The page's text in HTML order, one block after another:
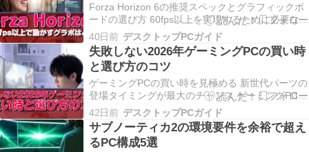
Forza Horizon 6の推奨スペックとグラフィックボ
ードの選び方 60fps以上を実現するために必要なグ
ラフィックボード性能 Forza Horizon 6で快適に
60fps以上を維持するには、GeForce RTX5060Ti
以上のグラフィックボードが必須となります。 …
40日前 デスクトップPCガイド
失敗しない2026年ゲーミングPCの買い時
と選び方のコツ
ゲーミングPCの買い時を見極める 新世代パーツの
登場タイミングが最大のチャンス ゲーミングPCを
購入するベストタイミングは、新世代のグラフィ
ックボードとCPUが出揃った直後です。 GeForce
RTX 50シリーズとRadeon RX 90シリーズ、そし
てCore Ultra …
42日前 デスクトップPCガイド
サブノーティカ2の環境要件を余裕で超え
るPC構成5選